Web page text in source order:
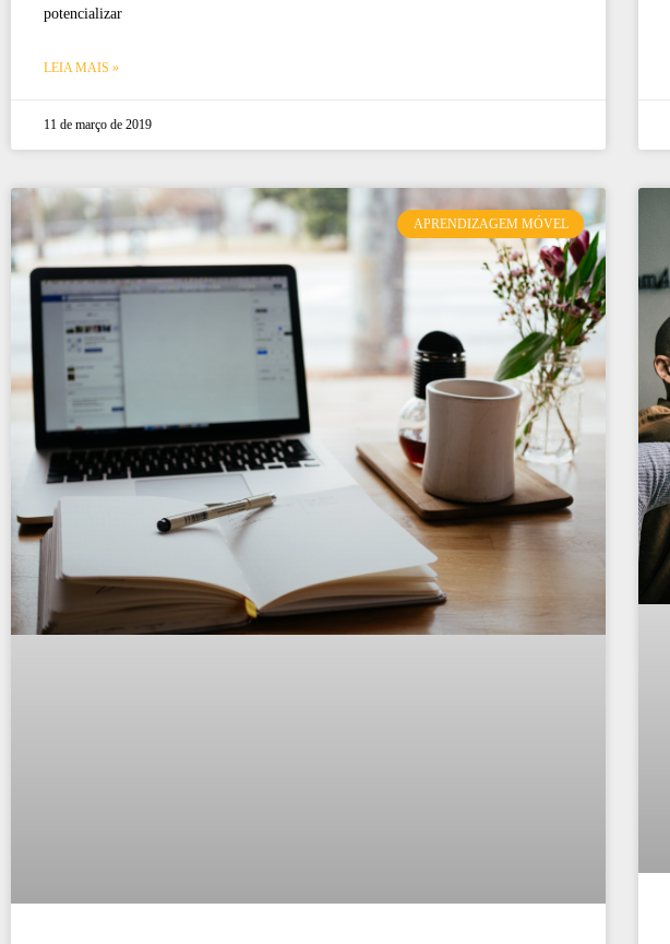
potencializar
LEIA MAIS »
11 de março de 2019
APRENDIZAGEM MÓVEL